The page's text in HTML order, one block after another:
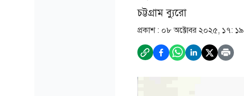
চট্টগ্রাম ব্যুরো
প্রকাশ : ০৮ অক্টোবর ২০২৫, ১৭: ১৯